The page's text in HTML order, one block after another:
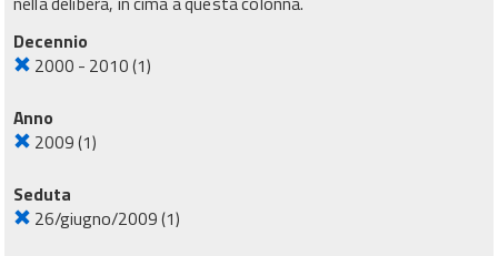
Decennio
2000 - 2010(1)
Anno
2009(1)
Seduta
26/giugno/2009(1)